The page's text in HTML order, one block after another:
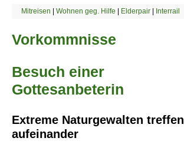
Mitreisen | Wohnen geg. Hilfe | Elderpair| Interrail
Vorkommnisse
Besuch einer
Gottesanbeterin
Extreme Naturgewalten treffen
aufeinander